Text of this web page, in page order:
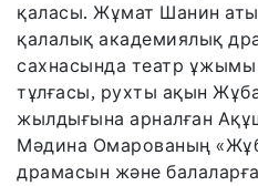
қаласы. Жұмат Шанин
қалалық академиялық
сахнасында театр ұжымы
тұлғасы, рухты ақын
жылдығына арналған
Мәдина Омарованың
драмасын және